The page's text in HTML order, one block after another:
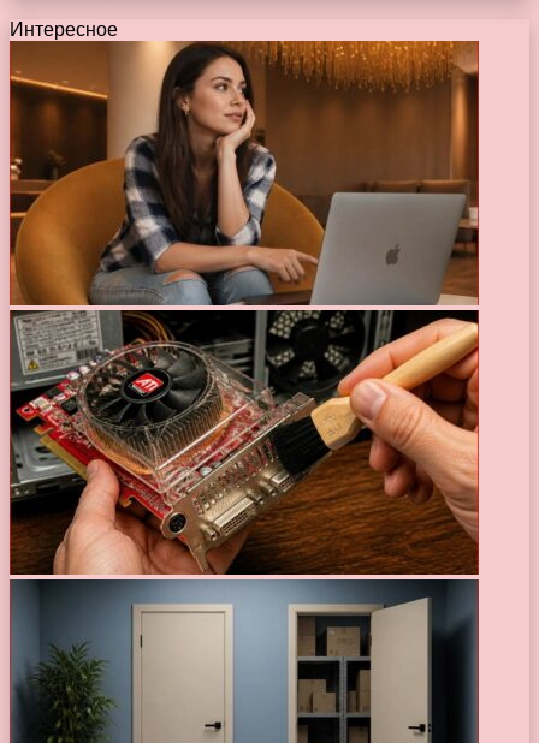
Интересное